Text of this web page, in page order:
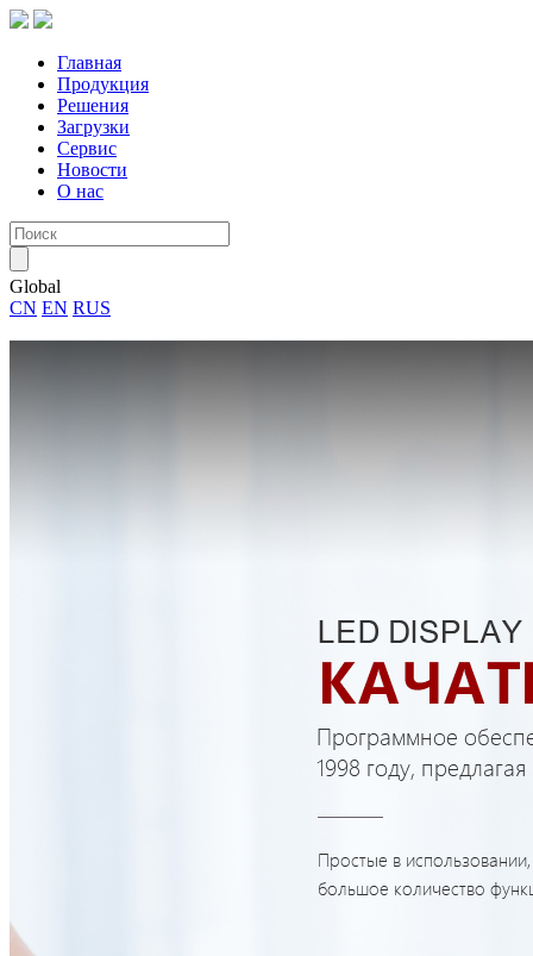
Главная
Продукция
Решения
Загрузки
Сервис
Новости
О нас
Global
CN EN RUS